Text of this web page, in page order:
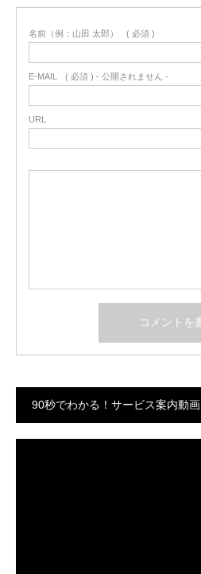
名前（例：山田 太郎） ( 必須 )
E-MAIL ( 必須 ) - 公開されません -
URL
90秒でわかる！サービス案内動画